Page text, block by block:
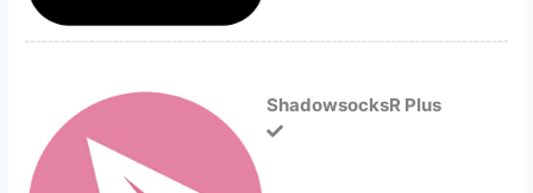
ShadowsocksR Plus